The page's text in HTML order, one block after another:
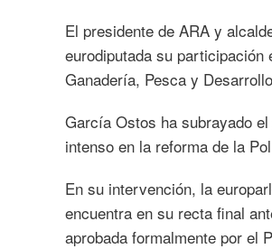
El presidente de ARA y
eurodiputada su
Ganadería, Pesca y
García Ostos ha subrayado
intenso en la reforma de la
En su intervención, la
encuentra en su recta final
aprobada formalmente por el